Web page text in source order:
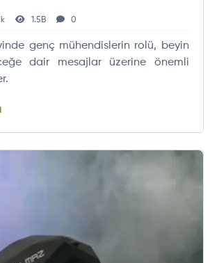
1.5B 0
genç mühendislerin rolü, beyin
dair mesajlar üzerine önemli